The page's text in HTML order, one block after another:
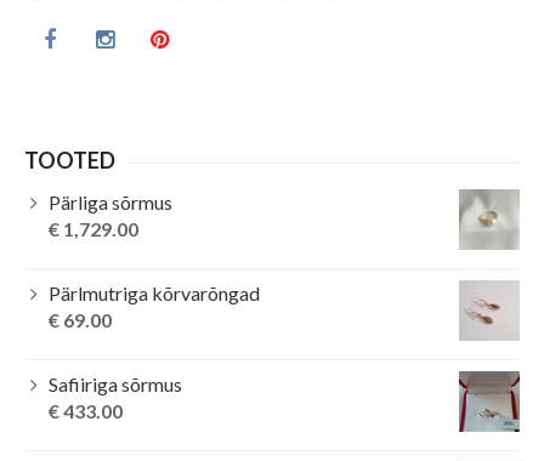
TOOTED
Pärliga sõrmus
€ 1,729.00
Pärlmutriga kõrvarõngad
€ 69.00
Safiiriga sõrmus
€433.00